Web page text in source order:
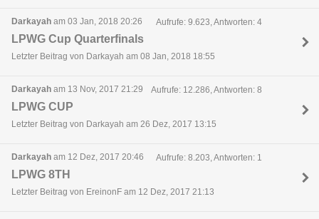
Darkayah am 03 Jan, 2018 20:26 Aufrufe: 9.623, Antworten: 4
LPWG Cup Quarterfinals
Letzter Beitrag von Darkayah am 08 Jan, 2018 18:55
Darkayah am 13 Nov, 2017 21:29 Aufrufe: 12.286, Antworten: 8
LPWG CUP
Letzter Beitrag von Darkayah am 26 Dez, 2017 13:15
Darkayah am 12 Dez, 2017 20:46 Aufrufe: 8.203, Antworten: 1
LPWG 8TH
Letzter Beitrag von EreinonF am 12 Dez, 2017 21:13